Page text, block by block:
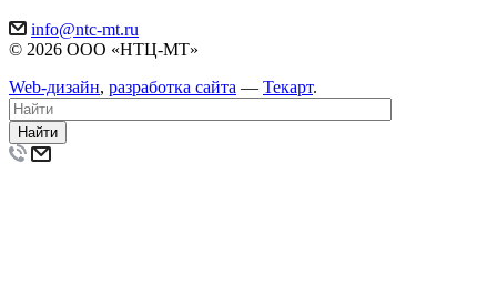
info@ntc-mt.ru
© 2026 ООО «НТЦ-МТ»
Web-дизайн, разработка сайта — Текарт.
Найти